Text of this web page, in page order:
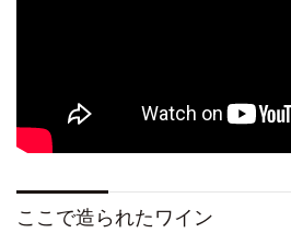
ここで造られたワイン